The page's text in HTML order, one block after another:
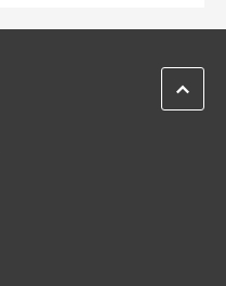
ZPĚT